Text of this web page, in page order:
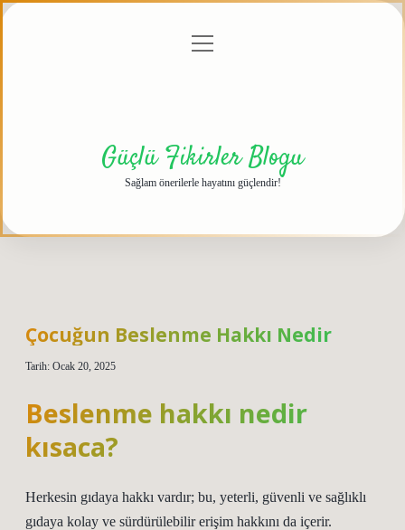
menüyü
Güçlü Fikirler Blogu
Sağlam önerilerle hayatını güçlendir!
Çocuğun Beslenme Hakkı Nedir
Tarih: Ocak 20, 2025
Beslenme hakkı nedir
kısaca?
Herkesin gıdaya hakkı vardır; bu, yeterli, güvenli ve sağlıklı
gıdaya kolay ve sürdürülebilir erişim hakkını da içerir.